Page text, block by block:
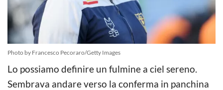
Photo by Francesco Pecoraro/Getty Images
Lo possiamo definire un fulmine a ciel sereno.
Sembrava andare verso la conferma in panchina